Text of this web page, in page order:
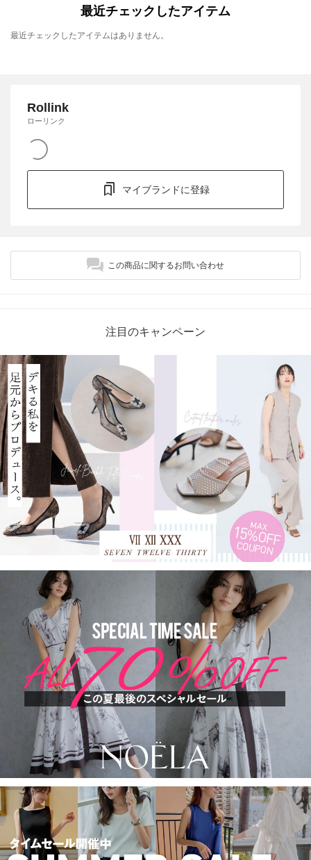
最近チェックしたアイテム
最近チェックしたアイテムはありません。
Rollink
ローリンク
マイブランドに登録
この商品に関するお問い合わせ
注目のキャンペーン